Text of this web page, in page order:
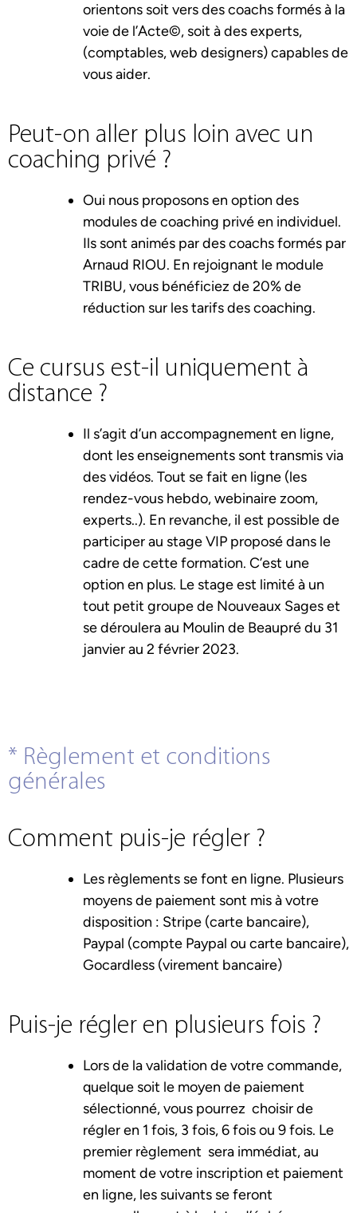
orientons soit vers des coachs formés à la
voie de l’Acte©, soit à des experts,
(comptables, web designers) capables de
vous aider.
Peut-on aller plus loin avec un
coaching privé ?
Oui nous proposons en option des
modules de coaching privé en individuel.
Ils sont animés par des coachs formés par
Arnaud RIOU. En rejoignant le module
TRIBU, vous bénéficiez de 20% de
réduction sur les tarifs des coaching.
Ce cursus est-il uniquement à
distance ?
Il s’agit d’un accompagnement en ligne,
dont les enseignements sont transmis via
des vidéos. Tout se fait en ligne (les
rendez-vous hebdo, webinaire zoom,
experts..). En revanche, il est possible de
participer au stage VIP proposé dans le
cadre de cette formation. C’est une
option en plus. Le stage est limité à un
tout petit groupe de Nouveaux Sages et
se déroulera au Moulin de Beaupré du 31
janvier au 2 février 2023.
* Règlement et conditions
générales
Comment puis-je régler ?
Les règlements se font en ligne. Plusieurs
moyens de paiement sont mis à votre
disposition : Stripe (carte bancaire),
Paypal (compte Paypal ou carte bancaire),
Gocardless (virement bancaire)
Puis-je régler en plusieurs fois ?
Lors de la validation de votre commande,
quelque soit le moyen de paiement
sélectionné, vous pourrez choisir de
régler en 1 fois, 3 fois, 6 fois ou 9 fois. Le
premier règlement sera immédiat, au
moment de votre inscription et paiement
en ligne, les suivants se feront